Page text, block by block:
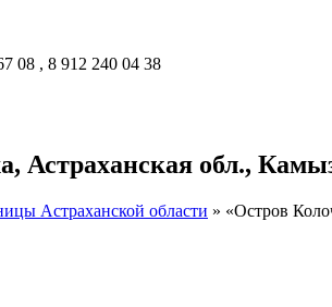
08 , 8 912 240 04 38
Астраханская обл.,
Астраханской области » «Остров